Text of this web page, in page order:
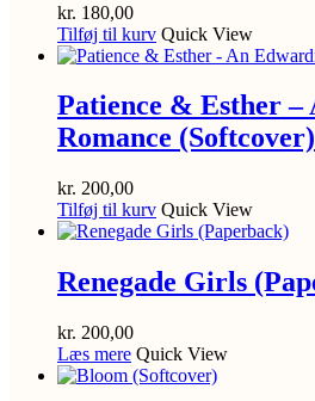
kr. 180,00
Tilføj til kurv Quick View
Patience & Esther –
Romance (Softcover)
kr. 200,00
Tilføj til kurv Quick View
Renegade Girls
kr. 200,00
Læs mere Quick View